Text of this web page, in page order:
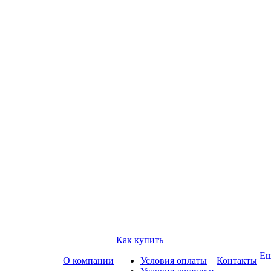
О компании
Как купить
Условия оплаты
Контакты